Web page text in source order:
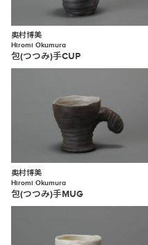
奥村博美
Hiromi Okumura
包(つつみ)手CUP
奥村博美
Hiromi Okumura
包(つつみ)手MUG